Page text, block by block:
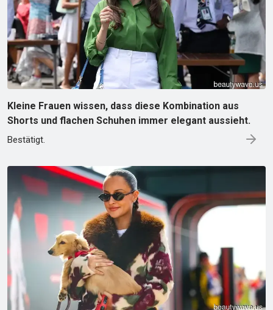
Kleine Frauen wissen, dass diese Kombination aus
Shorts und flachen Schuhen immer elegant aussieht.
Bestätigt.